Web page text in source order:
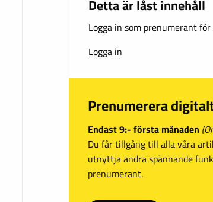
Detta är låst innehåll
Logga in som prenumerant
Logga in
Prenumerera
Endast 9:- första månaden
Du får tillgång till alla våra
utnyttja andra spännande
prenumerant.